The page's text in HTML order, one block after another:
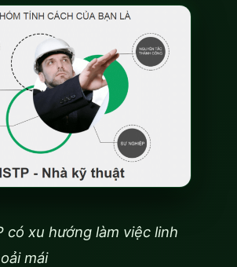
có xu hướng làm việc linh
mái